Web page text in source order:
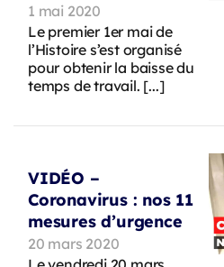
1 mai 2020
Le premier 1er mai de
l’Histoire s’est organisé
pour obtenir la baisse du
temps de travail. [...]
VIDÉO –
Coronavirus : nos 11
mesures d’urgence
20 mars 2020